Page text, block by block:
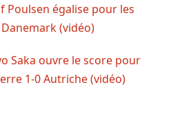
Poulsen égalise pour les
(vidéo)
Saka ouvre le score pour
1-0 Autriche (vidéo)